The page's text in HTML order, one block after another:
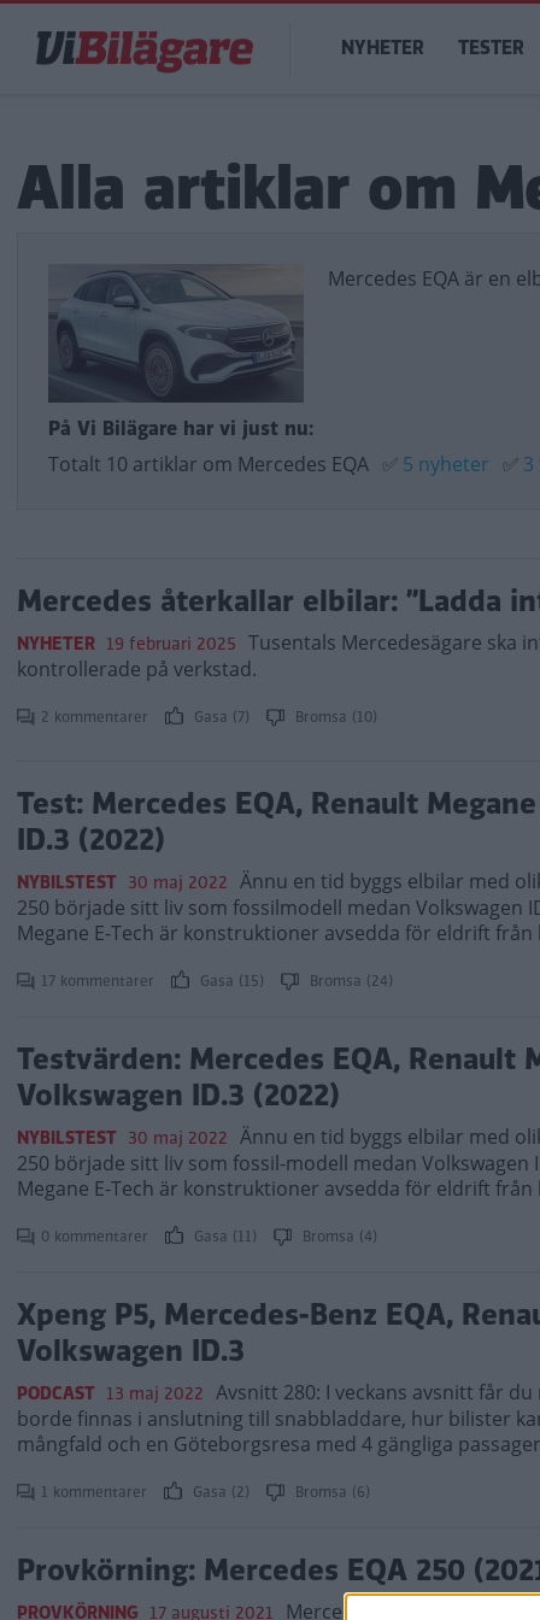
huvudinnehåll
Main
navigation
NYHETER TESTER
Alla artiklar om
Mercedes EQA är en
På Vi Bilägare har vi just nu:
Totalt 10 artiklar om Mercedes EQA ✅ 5 nyheter ✅ 3
Mercedes återkallar elbilar: ”Ladda
NYHETER 19 februari 2025 Tusentals Mercedesägare ska
kontrollerade på verkstad.
2 kommentarer Gasa (7) Bromsa (10)
Test: Mercedes EQA, Renault
ID.3 (2022)
NYBILSTEST 30 maj 2022 Ännu en tid byggs elbilar med
250 började sitt liv som fossilmodell medan Volkswagen
Megane E-Tech är konstruktioner avsedda för eldrift från
17 kommentarer Gasa (15) Bromsa (24)
Testvärden: Mercedes EQA, Renault
Volkswagen ID.3 (2022)
NYBILSTEST 30 maj 2022 Ännu en tid byggs elbilar med
250 började sitt liv som fossil-modell medan Volkswagen
Megane E-Tech är konstruktioner avsedda för eldrift från
0 kommentarer Gasa (11) Bromsa (4)
Xpeng P5, Mercedes-Benz EQA,
Volkswagen ID.3
PODCAST 13 maj 2022 Avsnitt 280: I veckans avsnitt får
borde finnas i anslutning till snabbladdare, hur bilister
mångfald och en Göteborgsresa med 4 gängliga
1 kommentarer Gasa (2) Bromsa (6)
Provkörning: Mercedes EQA 250
PROVKÖRNING 17 augusti 2021 Mercedes breddar